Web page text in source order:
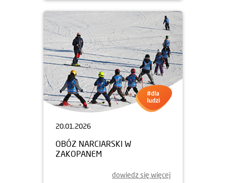
20.01.2026
OBÓZ NARCIARSKI W
ZAKOPANEM
dowiedz się więcej